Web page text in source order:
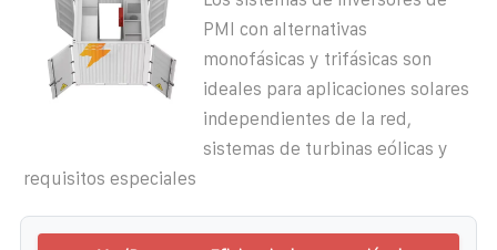
PMI con alternativas
monofásicas y trifásicas son
ideales para aplicaciones solares
independientes de la red,
sistemas de turbinas eólicas y
requisitos especiales